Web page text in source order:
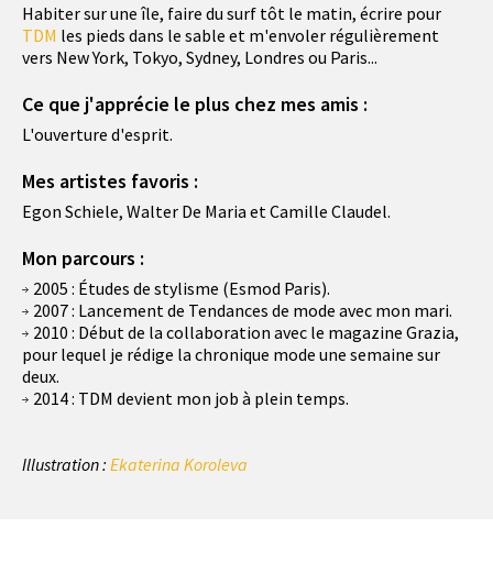
Habiter sur une île, faire du surf tôt le matin, écrire pour
TDM les pieds dans le sable et m'envoler régulièrement
vers New York, Tokyo, Sydney, Londres ou Paris...
Ce que j'apprécie le plus chez mes amis :
L'ouverture d'esprit.
Mes artistes favoris :
Egon Schiele, Walter De Maria et Camille Claudel.
Mon parcours :
2005 : Études de stylisme (Esmod Paris).
2007 : Lancement de Tendances de mode avec mon mari.
2010 : Début de la collaboration avec le magazine Grazia,
pour lequel je rédige la chronique mode une semaine sur
deux.
2014 : TDM devient mon job à plein temps.
Illustration : Ekaterina Koroleva